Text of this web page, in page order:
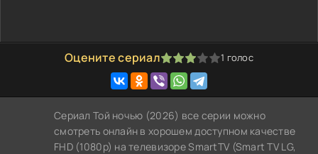
Оцените сериал
1 2 3 4 5 1 голос
Сериал Той ночью (2026) все серии можно
смотреть онлайн в хорошем доступном качестве
FHD (1080p) на телевизоре SmartTV (Smart TV LG,